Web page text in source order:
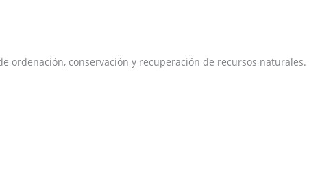
ordenación, conservación y recuperación de recursos naturales.